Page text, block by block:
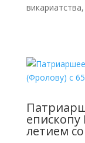
викариатства,
летием